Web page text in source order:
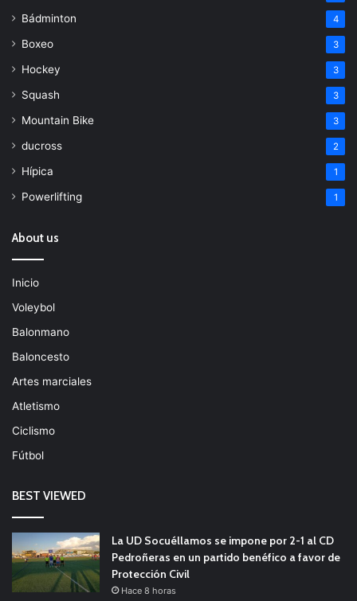
Bádminton 4
Boxeo 3
Hockey 3
Squash 3
Mountain Bike 3
ducross 2
Hípica 1
Powerlifting 1
About us
Inicio
Voleybol
Balonmano
Baloncesto
Artes marciales
Atletismo
Ciclismo
Fútbol
BEST VIEWED
La UD Socuéllamos se impone por 2-1 al CD
Pedroñeras en un partido benéfico a favor de
Protección Civil
Hace 8 horas